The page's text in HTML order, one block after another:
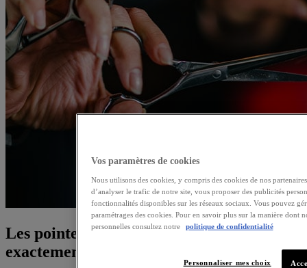
Les pointes fourchues de barbe, c'est quoi
exactement ?
Vos paramètres de cookies
Nous utilisons des cookies, y compris des cookies de nos
d’analyser le trafic de notre site, vous proposer des publicités
fonctionnalités disponibles sur les réseaux sociaux. Vous pouvez
paramétrages des cookies. Pour en savoir plus sur la manière dont
personnelles consultez notre
politique de confidentialité
Personnaliser mes choix